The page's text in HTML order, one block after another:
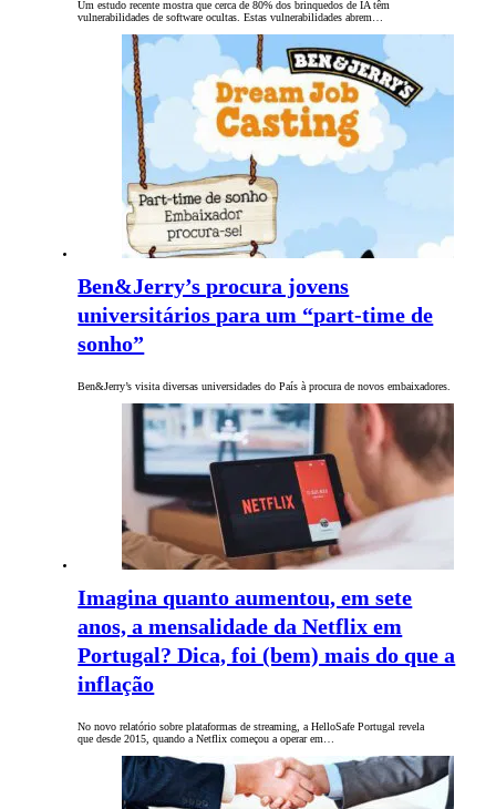
Um estudo recente mostra que cerca de 80% dos brinquedos de IA têm
vulnerabilidades de software ocultas. Estas vulnerabilidades abrem…
Ben&Jerry’s procura jovens
universitários para um “part-time de
sonho”
Ben&Jerry’s visita diversas universidades do País à procura de novos embaixadores.
Imagina quanto aumentou, em sete
anos, a mensalidade da Netflix em
Portugal? Dica, foi (bem) mais do que a
inflação
No novo relatório sobre plataformas de streaming, a HelloSafe Portugal revela
que desde 2015, quando a Netflix começou a operar em…